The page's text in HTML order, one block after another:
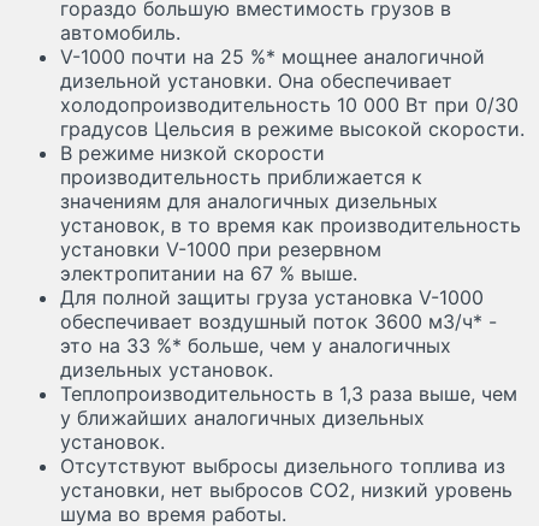
гораздо большую вместимость грузов в
автомобиль.
V-1000 почти на 25 %* мощнее аналогичной
дизельной установки. Она обеспечивает
холодопроизводительность 10 000 Вт при 0/30
градусов Цельсия в режиме высокой скорости.
В режиме низкой скорости
производительность приближается к
значениям для аналогичных дизельных
установок, в то время как производительность
установки V-1000 при резервном
электропитании на 67 % выше.
Для полной защиты груза установка V-1000
обеспечивает воздушный поток 3600 м3/ч* -
это на 33 %* больше, чем у аналогичных
дизельных установок.
Теплопроизводительность в 1,3 раза выше, чем
у ближайших аналогичных дизельных
установок.
Отсутствуют выбросы дизельного топлива из
установки, нет выбросов CO2, низкий уровень
шума во время работы.